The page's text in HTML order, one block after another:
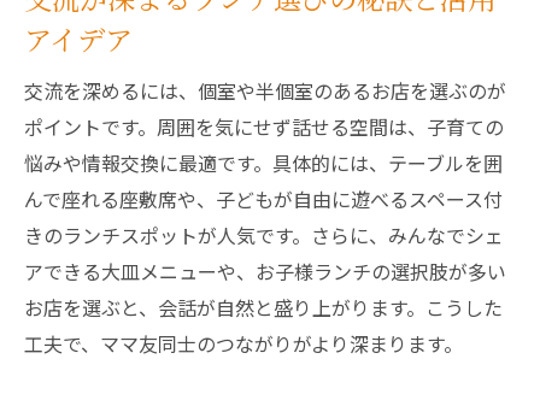
アイデア
交流を深めるには、個室や半個室のあるお店を選ぶのが
ポイントです。周囲を気にせず話せる空間は、子育ての
悩みや情報交換に最適です。具体的には、テーブルを囲
んで座れる座敷席や、子どもが自由に遊べるスペース付
きのランチスポットが人気です。さらに、みんなでシェ
アできる大皿メニューや、お子様ランチの選択肢が多い
お店を選ぶと、会話が自然と盛り上がります。こうした
工夫で、ママ友同士のつながりがより深まります。